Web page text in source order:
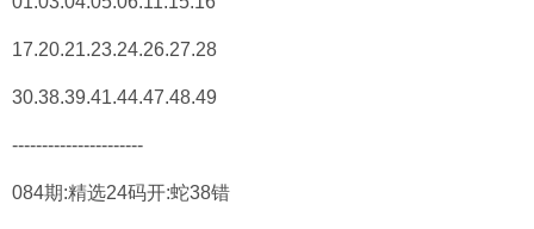
17.20.21.23.24.26.27.28
30.38.39.41.44.47.48.49
----------------------
084期:精选24码开:蛇38错